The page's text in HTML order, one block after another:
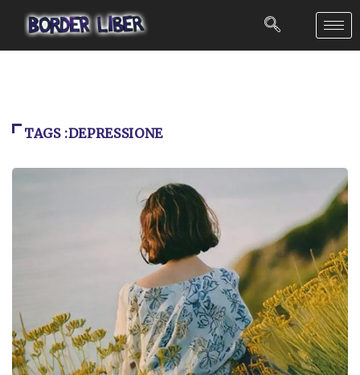
TAGS :DEPRESSIONE